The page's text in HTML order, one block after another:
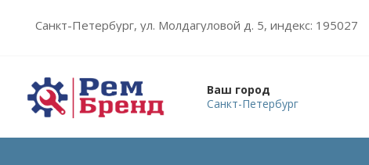
Санкт-Петербург, ул. Молдагуловой д. 5, индекс: 195027
Ваш город
Санкт-Петербург